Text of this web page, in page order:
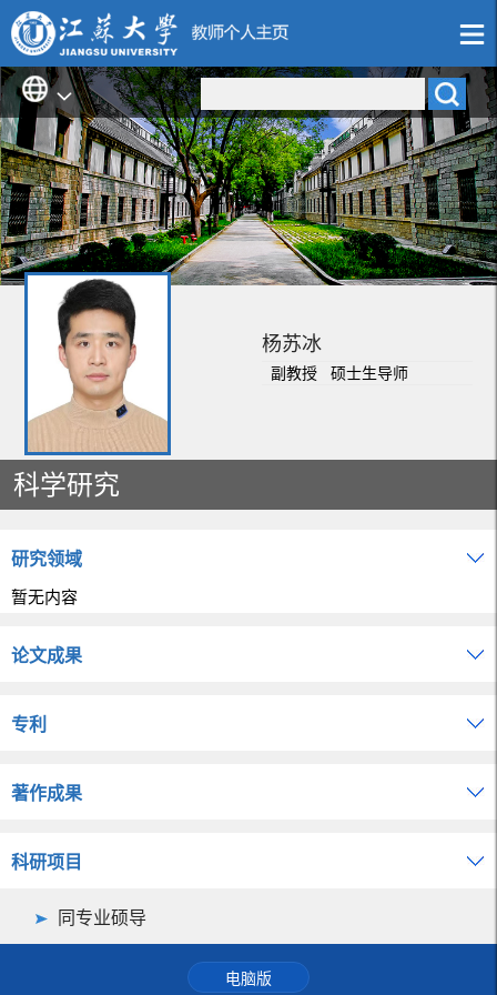
杨苏冰
副教授 硕士生导师
科学研究
研究领域
暂无内容
论文成果
专利
著作成果
科研项目
同专业硕导
电脑版